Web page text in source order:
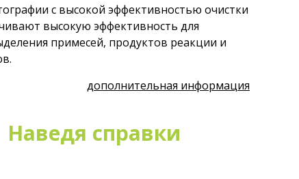
с высокой эффективностью очистки
высокую эффективность для
примесей, продуктов реакции и
дополнительная информация
Наведя справки